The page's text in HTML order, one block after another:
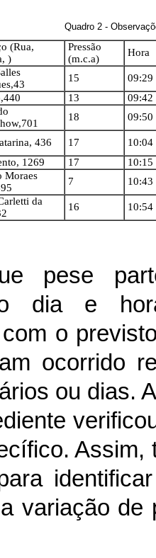
Quadro 2 -
(Rua,
)
Pressão
(m.c.a)
Hora
15
09:29
13
09:42
18 09:50
436 17
10:04
1269 17
10:15
Moraes
7 10:43
da
16 10:54
pese
dia e
o
ocorrido
ou dias.
variação